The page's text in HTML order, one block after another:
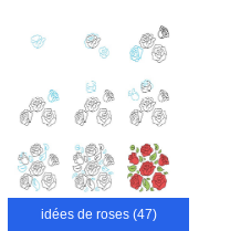
idées de roses (47)